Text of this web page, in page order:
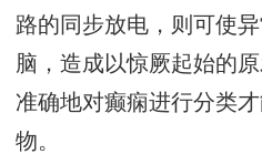
路的同步放电，则可使
脑，造成以惊厥起始的
准确地对癫痫进行分类
物。